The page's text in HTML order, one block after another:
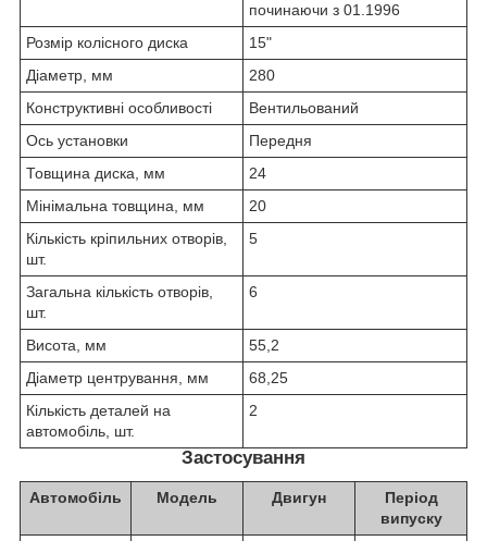
починаючи з 01.1996
Розмір колісного диска
15"
Діаметр, мм
280
Конструктивні особливості
Вентильований
Ось установки
Передня
Товщина диска, мм
24
Мінімальна товщина, мм
20
Кількість кріпильних отворів,
шт.
5
Загальна кількість отворів,
шт.
6
Висота, мм
55,2
Діаметр центрування, мм
68,25
Кількість деталей на
автомобіль, шт.
2
Застосування
Автомобіль Модель Двигун
Період
випуску